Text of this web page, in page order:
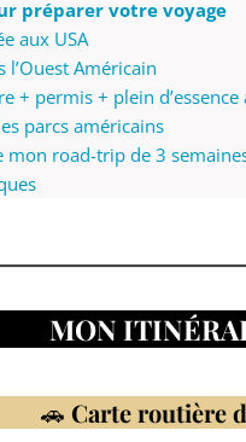
préparer votre voyage
aux USA
Américain
+ permis + plein d’essence
parcs américains
mon road-trip de 3
MON
🚗 Carte routière